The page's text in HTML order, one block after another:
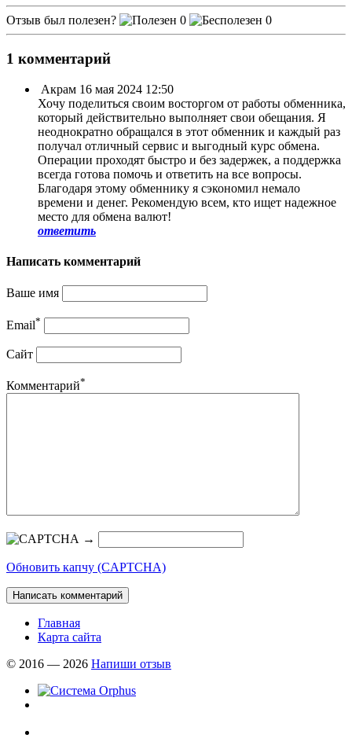
Отзыв был полезен? 0 0
1 комментарий
Акрам 16 мая 2024 12:50
Хочу поделиться своим восторгом от работы обменника,
который действительно выполняет свои обещания. Я
неоднократно обращался в этот обменник и каждый раз
получал отличный сервис и выгодный курс обмена.
Операции проходят быстро и без задержек, а поддержка
всегда готова помочь и ответить на все вопросы.
Благодаря этому обменнику я сэкономил немало
времени и денег. Рекомендую всем, кто ищет надежное
место для обмена валют!
ответить
Написать комментарий
Ваше имя
Email*
Сайт
Комментарий*
→
Обновить капчу (CAPTCHA)
Главная
Карта сайта
© 2016 — 2026 Напиши отзыв